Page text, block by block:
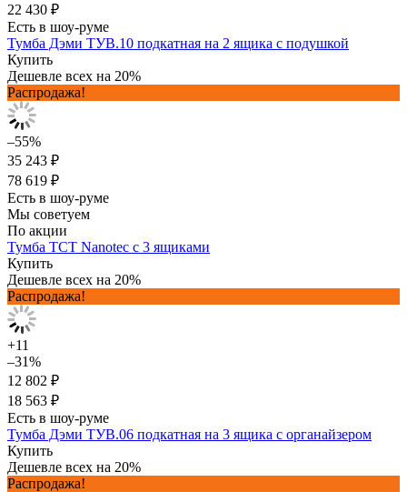
22 430 ₽
Есть в шоу-руме
Тумба Дэми ТУВ.10 подкатная на 2 ящика с подушкой
Купить
Дешевле всех на 20%
Распродажа!
–55%
35 243 ₽
78 619 ₽
Есть в шоу-руме
Мы советуем
По акции
Тумба TCT Nanotec с 3 ящиками
Купить
Дешевле всех на 20%
Распродажа!
+11
–31%
12 802 ₽
18 563 ₽
Есть в шоу-руме
Тумба Дэми ТУВ.06 подкатная на 3 ящика с органайзером
Купить
Дешевле всех на 20%
Распродажа!